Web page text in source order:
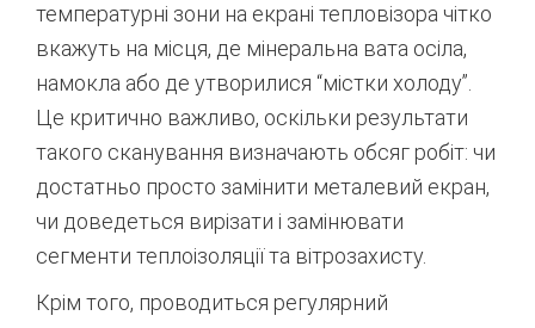
температурні зони на екрані тепловізора чітко
вкажуть на місця, де мінеральна вата осіла,
намокла або де утворилися “містки холоду”.
Це критично важливо, оскільки результати
такого сканування визначають обсяг робіт: чи
достатньо просто замінити металевий екран,
чи доведеться вирізати і замінювати
сегменти теплоізоляції та вітрозахисту.
Крім того, проводиться регулярний